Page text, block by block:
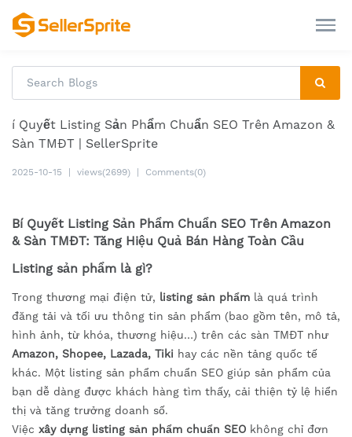
í Quyết Listing Sản Phẩm Chuẩn SEO Trên Amazon &
Sàn TMĐT | SellerSprite
2025-10-15 views(2699) Comments(0)
Bí Quyết Listing Sản Phẩm Chuẩn SEO Trên Amazon
& Sàn TMĐT: Tăng Hiệu Quả Bán Hàng Toàn Cầu
Listing sản phẩm là gì?
Trong thương mại điện tử, listing sản phẩm là quá trình
đăng tải và tối ưu thông tin sản phẩm (bao gồm tên, mô tả,
hình ảnh, từ khóa, thương hiệu…) trên các sàn TMĐT như
Amazon, Shopee, Lazada, Tiki hay các nền tảng quốc tế
khác. Một listing sản phẩm chuẩn SEO giúp sản phẩm của
bạn dễ dàng được khách hàng tìm thấy, cải thiện tỷ lệ hiển
thị và tăng trưởng doanh số.
Việc xây dựng listing sản phẩm chuẩn SEO không chỉ đơn